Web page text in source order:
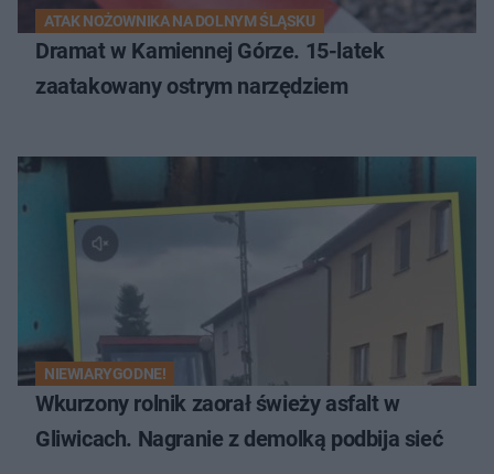
ATAK NOŻOWNIKA NA DOLNYM ŚLĄSKU
Dramat w Kamiennej Górze. 15-latek
zaatakowany ostrym narzędziem
NIEWIARYGODNE!
Wkurzony rolnik zaorał świeży asfalt w
Gliwicach. Nagranie z demolką podbija sieć